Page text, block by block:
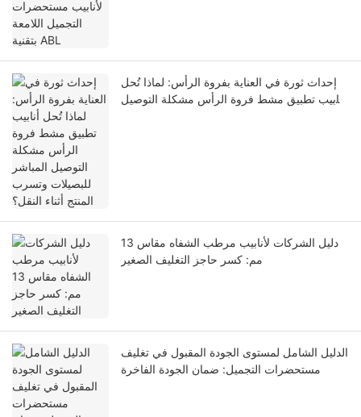
إحداث ثورة في العناية بفروة الرأس: لماذا تُحل
أنابيب تطبيق مشط فروة الرأس مشكلة التوصيل
دليل الشركات لأنابيب مرطب الشفاه مقاس 13
مم: كسر حاجز التغليف الصغير
الدليل الشامل لمستوى الجودة المقبول في تغليف
مستحضرات التجميل: ضمان الجودة الفاخرة